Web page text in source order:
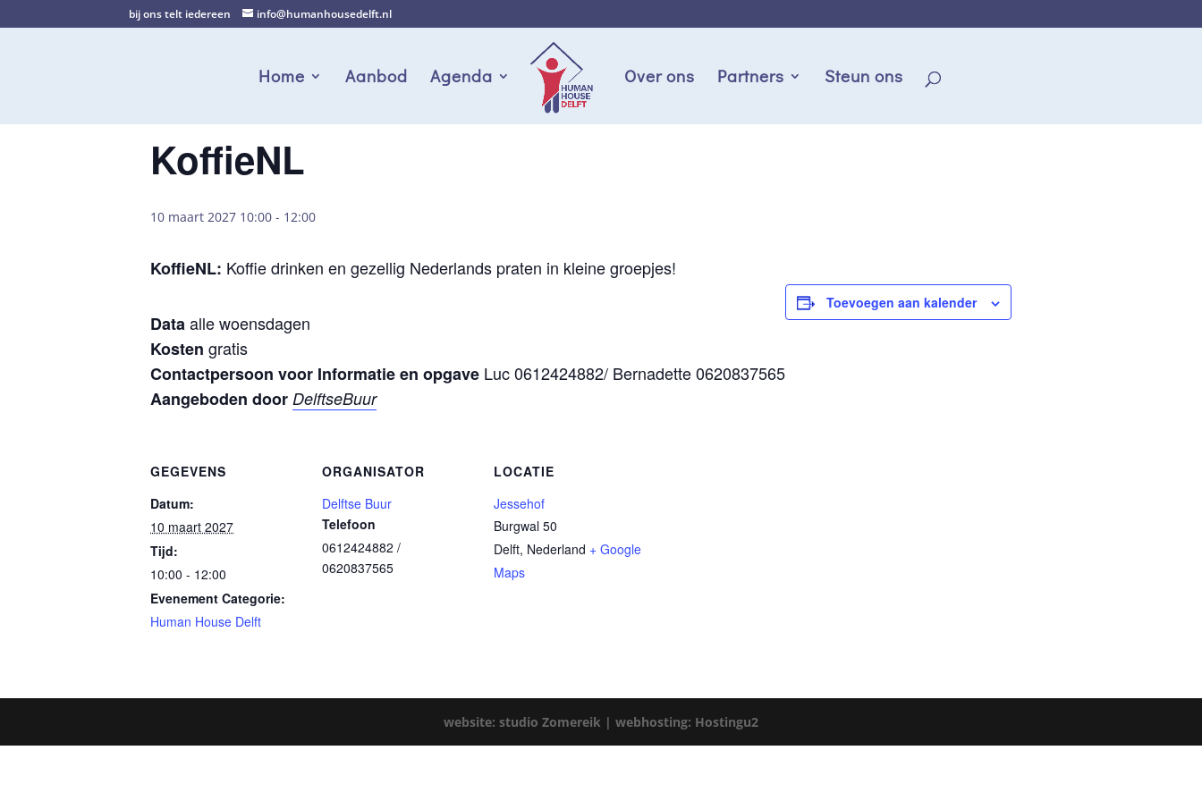
bij ons telt iedereen info@humanhousedelft.nl
Home Aanbod Agenda Over ons Partners Steun ons
KoffieNL
10 maart 2027 10:00 - 12:00
KoffieNL: Koffie drinken en gezellig Nederlands praten in kleine groepjes!
Dataalle woensdagen
Kosten gratis
Contactpersoon voor Informatie en opgave Luc 0612424882/ Bernadette 0620837565
Aangeboden door DelftseBuur
Toevoegen aan kalender
GEGEVENS
Datum:
10 maart 2027
Tijd:
10:00 - 12:00
Evenement Categorie:
Human House Delft
ORGANISATOR
Delftse Buur
Telefoon
0612424882 /
0620837565
LOCATIE
Jessehof
Burgwal 50
Delft, Nederland + Google
Maps
website: studio Zomereik | webhosting: Hostingu2